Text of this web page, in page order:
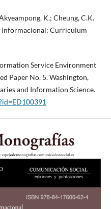
K.; Cheung, C.K.
informacional: Curriculum
Service Environment
Paper No. 5. Washington,
and Information Science.